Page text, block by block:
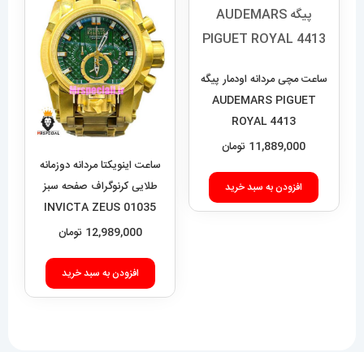
ساعت مچی مردانه اودمار پیگه
AUDEMARS PIGUET
ROYAL 4413
11,889,000 تومان
افزودن به سبد خرید
ساعت اینویکتا مردانه دوزمانه
طلایی کرنوگراف صفحه سبز
01035 INVICTA ZEUS
12,989,000 تومان
افزودن به سبد خرید